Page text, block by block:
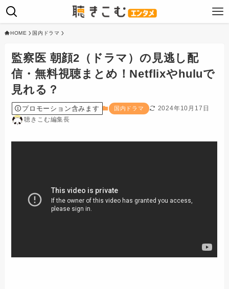
HOME 国内ドラマ
監察医 朝顔2（ドラマ）の見逃し配
信・無料視聴まとめ！Netflixやhuluで
見れる？
プロモーション含みます 国内ドラマ
2024年10月17日
聴きこむ編集長